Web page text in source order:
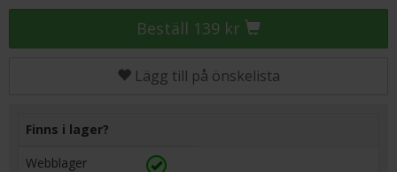
Beställ 139 kr
Lägg till på önskelista
Finns i lager?
Webblager